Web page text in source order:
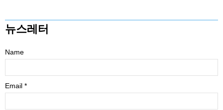
뉴스레터
Name
Email *